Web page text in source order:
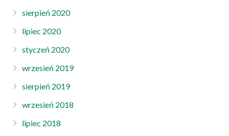
sierpień 2020
lipiec 2020
styczeń 2020
wrzesień 2019
sierpień 2019
wrzesień 2018
lipiec 2018